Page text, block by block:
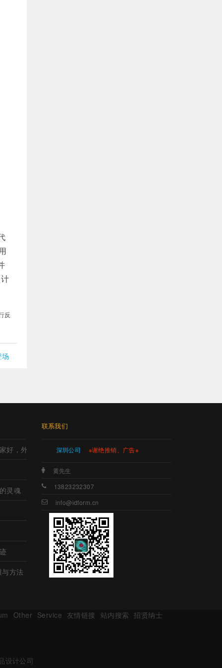
反
好，外观设计哪家好，工业设计哪里强，产品设计哪家强?
灵魂
方法
联系我们
深圳公司 ※谢绝推销、广告※
黄先生
13823232307
info@idform.cn
Other Service 友情链接 站内搜索 招贤纳士
设计公司